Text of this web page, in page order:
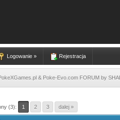
Logowanie » Rejestracja
& Poke-Evo.com FORUM by
(3): 1 2 3 dalej »